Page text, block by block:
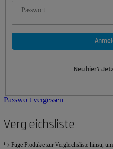
Passwort
Neu hier?
Passwort vergessen
Vergleichsliste
Füge Produkte zur Vergleichsliste hinzu,